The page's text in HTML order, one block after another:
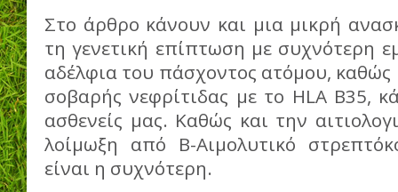
Στο άρθρο κάνουν και μια μικρή
τη γενετική επίπτωση με συχνότερη
αδέλφια του πάσχοντος ατόμου, καθώς
σοβαρής νεφρίτιδας με το HLA B35,
ασθενείς μας. Καθώς και την
λοίμωξη από Β-Αιμολυτικό
είναι η συχνότερη.